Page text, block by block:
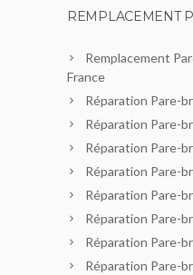
REMPLACEMENT
Remplacement
France
Réparation Pare-
Réparation Pare-
Réparation Pare-
Réparation Pare-
Réparation Pare-
Réparation Pare-
Réparation Pare-
Réparation Pare-